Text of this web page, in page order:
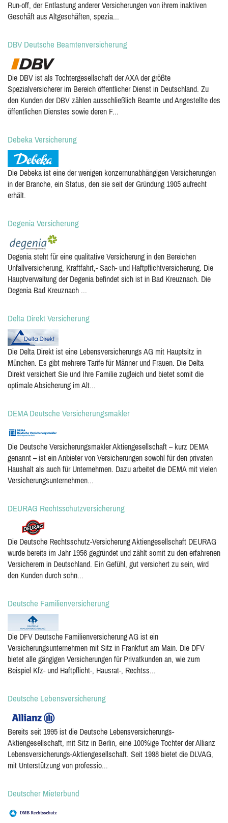
Run-off, der Entlastung anderer Versicherungen von ihrem inaktiven
Geschäft aus Altgeschäften, spezia...
DBV Deutsche Beamtenversicherung
Die DBV ist als Tochtergesellschaft der AXA der größte
Spezialversicherer im Bereich öffentlicher Dienst in Deutschland. Zu
den Kunden der DBV zählen ausschließlich Beamte und Angestellte des
öffentlichen Dienstes sowie deren F...
Debeka Versicherung
Die Debeka ist eine der wenigen konzernunabhängigen Versicherungen
in der Branche, ein Status, den sie seit der Gründung 1905 aufrecht
erhält.
Degenia Versicherung
Degenia steht für eine qualitative Versicherung in den Bereichen
Unfallversicherung, Kraftfahrt,- Sach- und Haftpflichtversicherung. Die
Hauptverwaltung der Degenia befindet sich ist in Bad Kreuznach. Die
Degenia Bad Kreuznach ...
Delta Direkt Versicherung
Die Delta Direkt ist eine Lebensversicherungs AG mit Hauptsitz in
München. Es gibt mehrere Tarife für Männer und Frauen. Die Delta
Direkt versichert Sie und Ihre Familie zugleich und bietet somit die
optimale Absicherung im Alt...
DEMA Deutsche Versicherungsmakler
Die Deutsche Versicherungsmakler Aktiengesellschaft – kurz DEMA
genannt – ist ein Anbieter von Versicherungen sowohl für den privaten
Haushalt als auch für Unternehmen. Dazu arbeitet die DEMA mit vielen
Versicherungsunternehmen...
DEURAG Rechtsschutzversicherung
Die Deutsche Rechtsschutz-Versicherung Aktiengesellschaft DEURAG
wurde bereits im Jahr 1956 gegründet und zählt somit zu den erfahrenen
Versicherern in Deutschland. Ein Gefühl, gut versichert zu sein, wird
den Kunden durch schn...
Deutsche Familienversicherung
Die DFV Deutsche Familienversicherung AG ist ein
Versicherungsunternehmen mit Sitz in Frankfurt am Main. Die DFV
bietet alle gängigen Versicherungen für Privatkunden an, wie zum
Beispiel Kfz- und Haftpflicht-, Hausrat-, Rechtss...
Deutsche Lebensversicherung
Bereits seit 1995 ist die Deutsche Lebensversicherungs-
Aktiengesellschaft, mit Sitz in Berlin, eine 100%ige Tochter der Allianz
Lebensversicherungs-Aktiengesellschaft. Seit 1998 bietet die DLVAG,
mit Unterstützung von professio...
Deutscher Mieterbund